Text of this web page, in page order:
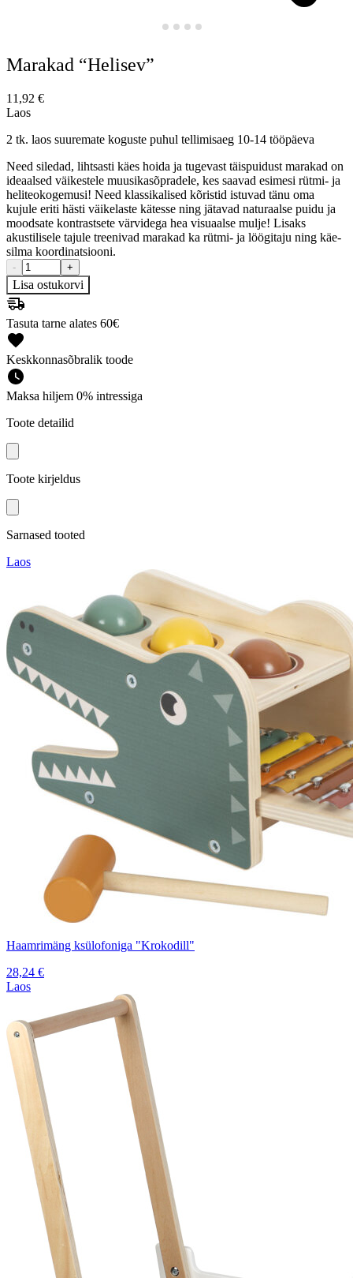
Marakad “Helisev”
11,92 €
Laos
2 tk. laos suuremate koguste puhul tellimisaeg 10-14 tööpäeva
Need siledad, lihtsasti käes hoida ja tugevast täispuidust marakad on
ideaalsed väikestele muusikasõpradele, kes saavad esimesi rütmi- ja
heliteokogemusi! Need klassikalised kõristid istuvad tänu oma
kujule eriti hästi väikelaste kätesse ning jätavad naturaalse puidu ja
moodsate kontrastsete värvidega hea visuaalse mulje! Lisaks
akustilisele tajule treenivad marakad ka rütmi- ja löögitaju ning käe-
silma koordinatsiooni.
- +
Lisa ostukorvi
Tasuta tarne alates 60€
Keskkonnasõbralik toode
Maksa hiljem 0% intressiga
Toote detailid
Toote kirjeldus
Sarnased tooted
Laos
Haamrimäng ksülofoniga "Krokodill"
28,24 €
Laos